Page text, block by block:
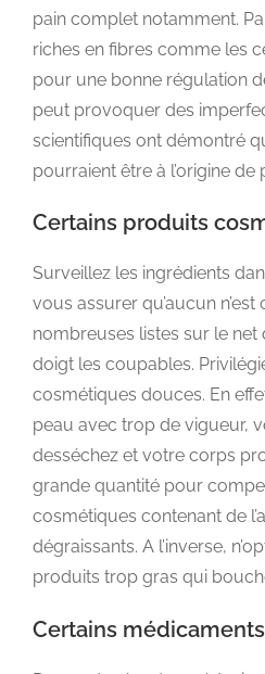
pain complet notamment.
riches en fibres comme les
pour une bonne régulation
peut provoquer des
scientifiques ont démontré
pourraient être à l’origine de
Certains produits
Surveillez les ingrédients
vous assurer qu’aucun
nombreuses listes sur le
doigt les coupables.
cosmétiques douces. En
peau avec trop de vigueur,
desséchez et votre corps
grande quantité pour
cosmétiques contenant de
dégraissants. A l’inverse,
produits trop gras qui
Certains médicaments